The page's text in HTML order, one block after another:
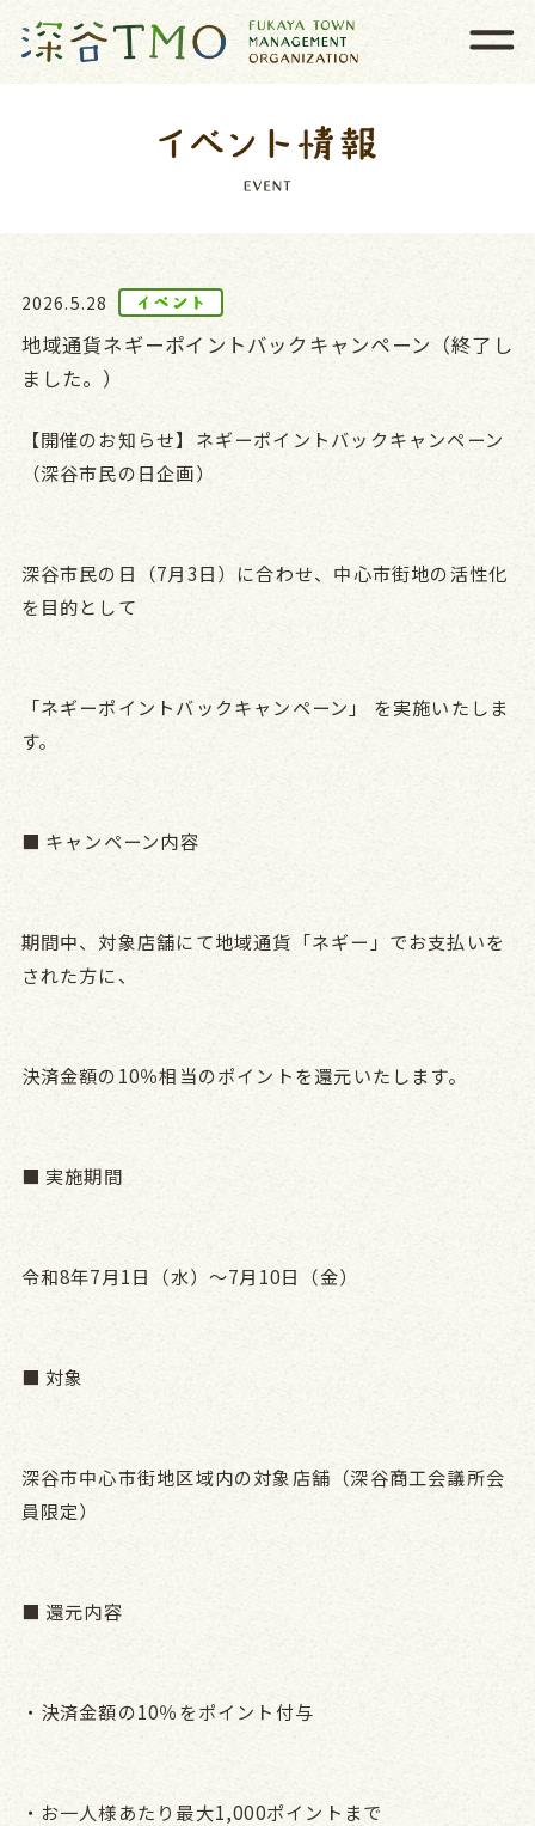
2026.5.28
地域通貨ネギーポイントバックキャンペーン（終了し
ました。）
【開催のお知らせ】ネギーポイントバックキャンペーン
（深谷市民の日企画）
深谷市民の日（7月3日）に合わせ、中心市街地の活性化
を目的として
「ネギーポイントバックキャンペーン」 を実施いたしま
す。
■ キャンペーン内容
期間中、対象店舗にて地域通貨「ネギー」でお支払いを
された方に、
決済金額の10％相当のポイントを還元いたします。
■ 実施期間
令和8年7月1日（水）～7月10日（金）
■ 対象
深谷市中心市街地区域内の対象店舗（深谷商工会議所会
員限定）
■ 還元内容
・決済金額の10％をポイント付与
・お一人様あたり最大1,000ポイントまで